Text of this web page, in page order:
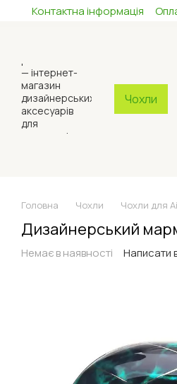
Перейти до основного контенту
Контактна інформація
Чохли
Головна Чохли Чохли для
Дизайнерський
Немає в наявності Написати